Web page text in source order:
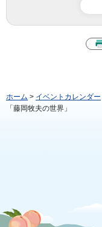
ホーム > イベントカレンダー
「藤岡牧夫の世界」